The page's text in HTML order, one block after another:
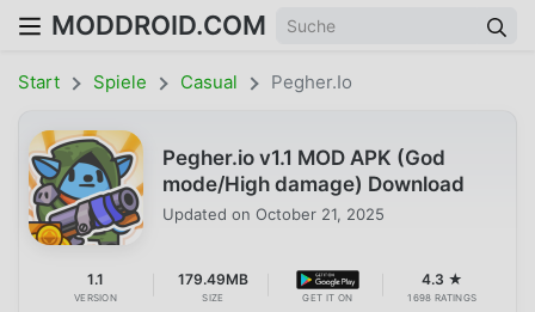
MODDROID.COM
Start Spiele Casual Pegher.io
Pegher.io v1.1 MOD APK (God
mode/High damage) Download
Updated on October 21, 2025
1.1
VERSION
179.49MB
SIZE GET IT ON
4.3 ★
1698 RATINGS